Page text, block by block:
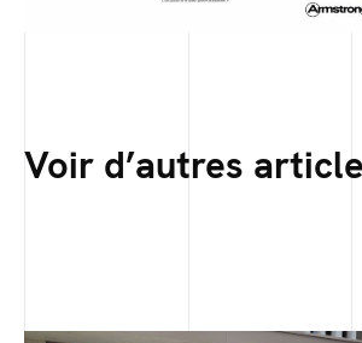
Voir d’autres